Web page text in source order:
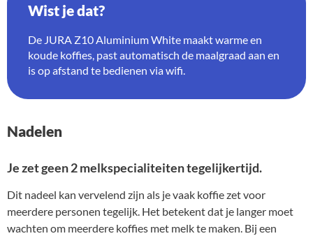
Wist je dat?
De JURA Z10 Aluminium White maakt warme en
koude koffies, past automatisch de maalgraad aan en
is op afstand te bedienen via wifi.
Nadelen
Je zet geen 2 melkspecialiteiten tegelijkertijd.
Dit nadeel kan vervelend zijn als je vaak koffie zet voor
meerdere personen tegelijk. Het betekent dat je langer moet
wachten om meerdere koffies met melk te maken. Bij een